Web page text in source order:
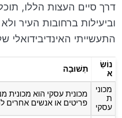
דרך סיים העצות הללו,
וביעילות ברחובות העיר
התעשייתי האינדיבידואלי
נוֹשֵׂ
א
תְשׁוּבָה
מכוני
ת
עסקי
מכונית עסקי הוא מכונית
פריטים או אנשים אחרים